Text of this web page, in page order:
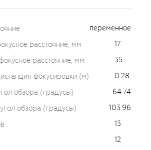
переменное
расстояние, мм
17
расстояние, мм
35
фокусировки (м)
0.28
обзора (градусы)
64.74
обзора (градусы)
103.96
13
12